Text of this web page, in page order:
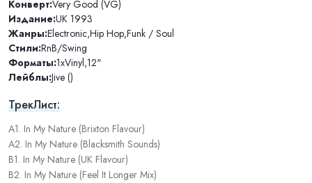
Конверт:Very Good (VG)
Издание:UK 1993
Жанры:Electronic,Hip Hop,Funk / Soul
Стили:RnB/Swing
Форматы:1xVinyl,12"
Лейблы:Jive ()
ТрекЛист:
A1. In My Nature (Brixton Flavour)
A2. In My Nature (Blacksmith Sounds)
B1. In My Nature (UK Flavour)
B2. In My Nature (Feel It Longer Mix)